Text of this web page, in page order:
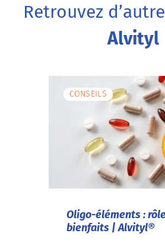
Retrouvez
Alvityl
CONSEILS
Oligo-éléments :
bienfaits | Alvityl®